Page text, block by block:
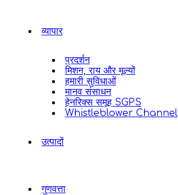
व्यापार
प्रदर्शन
मिशन, राय और मूल्यों
हमारी सुविधाओं
मानव संसाधन
हेनरिक्स समूह SGPS
Whistleblower Channel
उत्पादों
गुणवत्ता